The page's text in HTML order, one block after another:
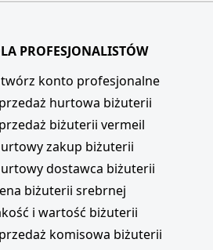
PROFESJONALISTÓW
konto profesjonalne
hurtowa biżuterii
biżuterii vermeil
zakup biżuterii
dostawca biżuterii
biżuterii srebrnej
i wartość biżuterii
komisowa biżuterii